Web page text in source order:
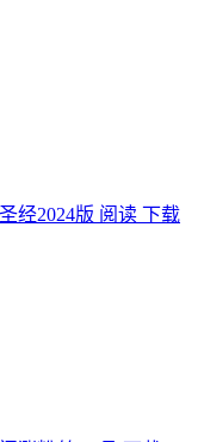
经2024版 阅读 下载